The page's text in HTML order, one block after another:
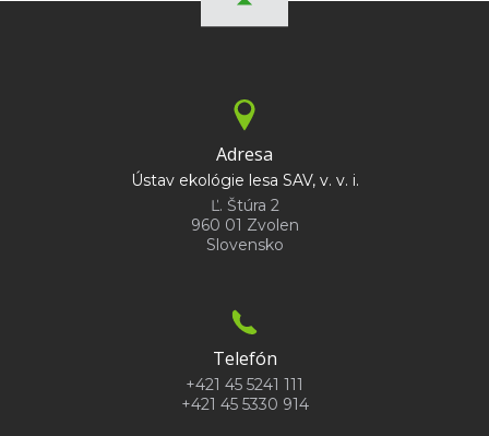
Adresa
Ústav ekológie lesa SAV, v. v. i.
Ľ. Štúra 2
960 01 Zvolen
Slovensko
Telefón
+421 45 5241 111
+421 45 5330 914